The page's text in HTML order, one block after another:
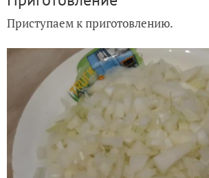
Приступаем к приготовлению.